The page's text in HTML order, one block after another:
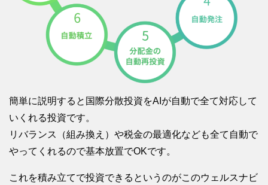
簡単に説明すると国際分散投資をAIが自動で全て対応して
いくれる投資です。
リバランス（組み換え）や税金の最適化なども全て自動で
やってくれるので基本放置でOKです。
これを積み立てで投資できるというのがこのウェルスナビ